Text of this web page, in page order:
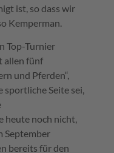
ist, so dass wir
Kemperman.
Top-Turnier
allen fünf
und Pferden“,
sportliche Seite sei,
heute noch nicht,
September
bereits für den